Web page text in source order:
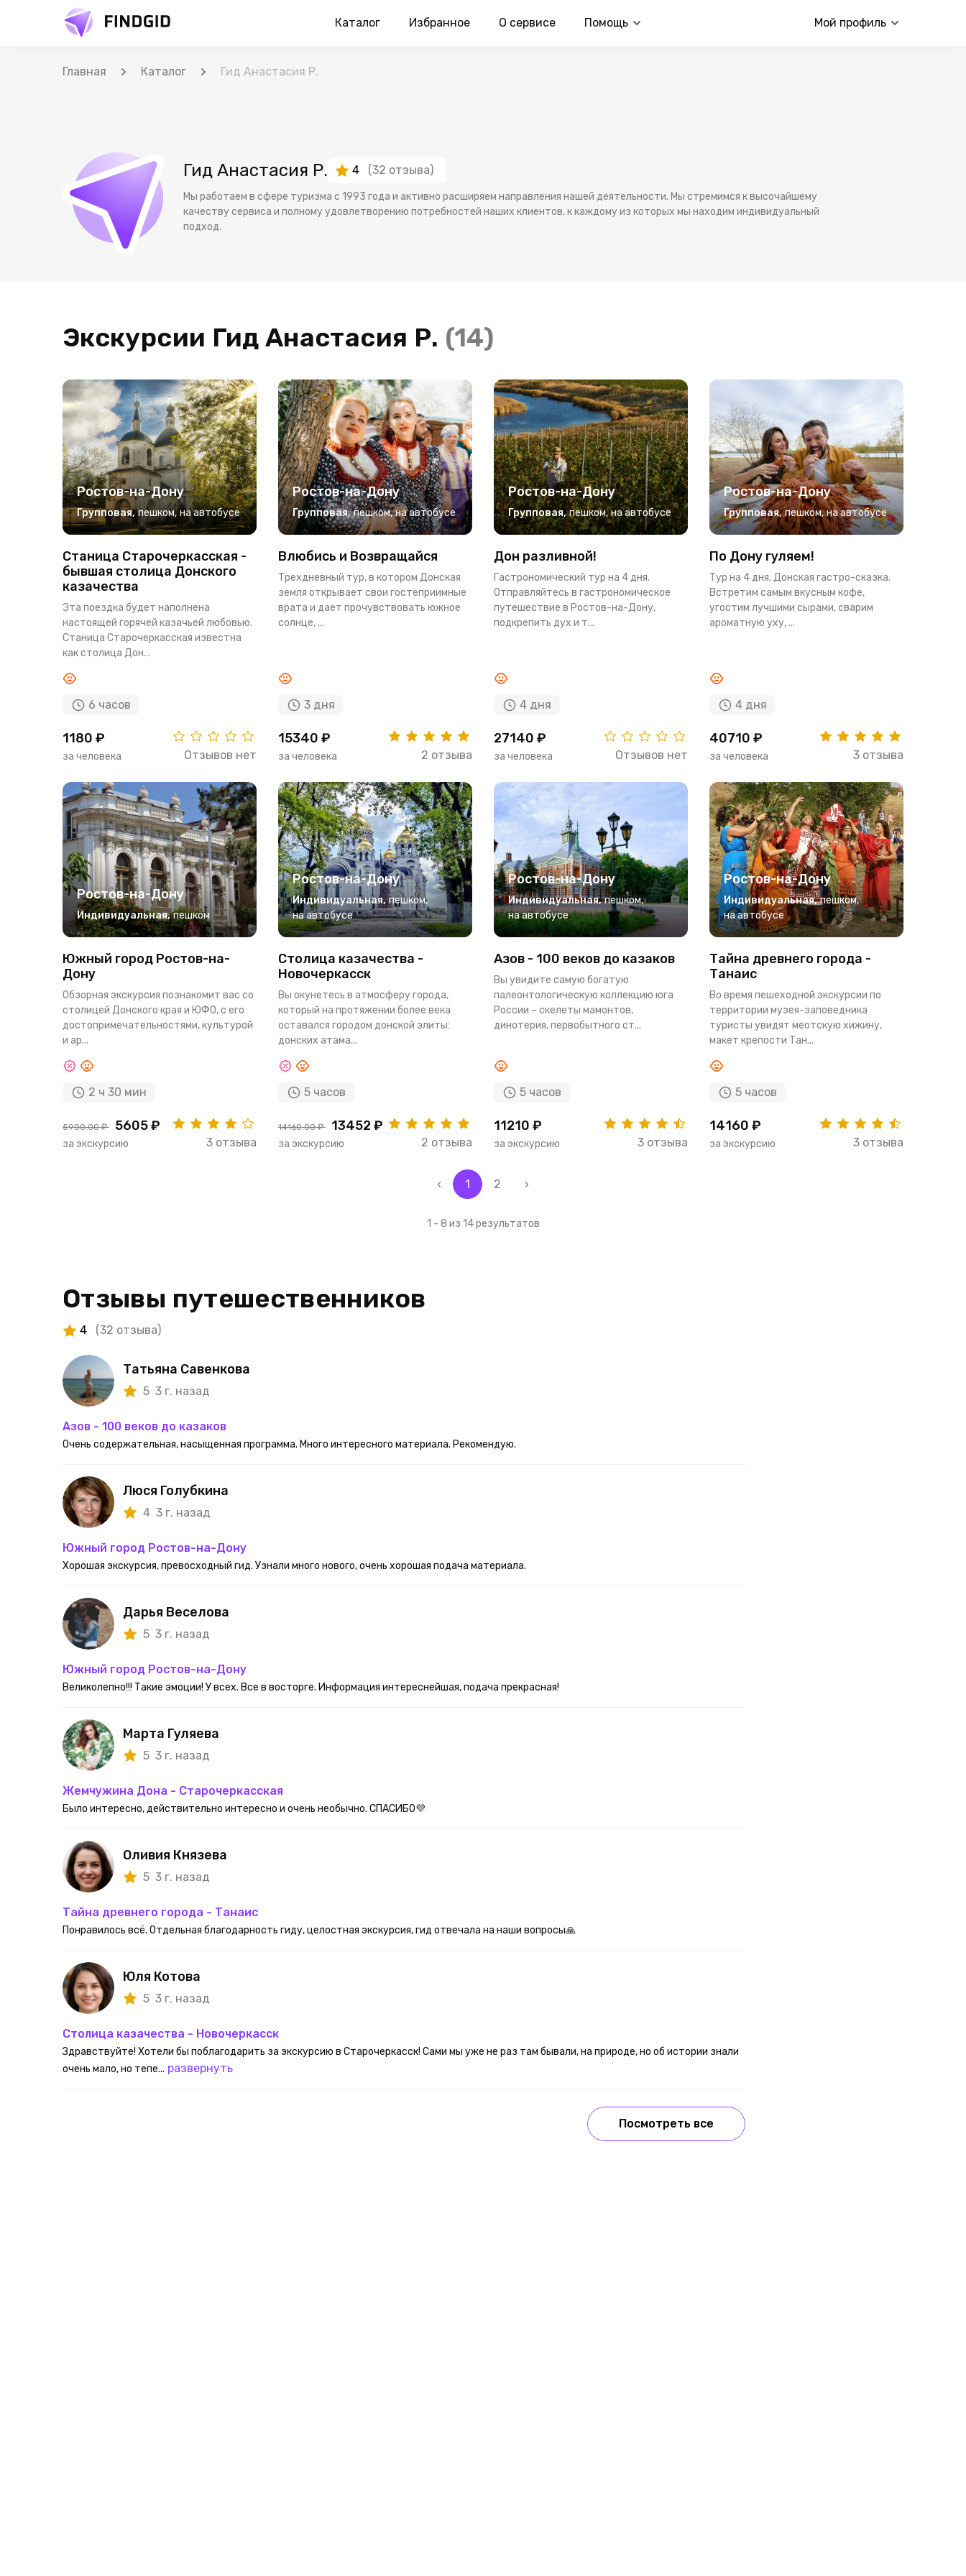
Каталог Избранное О сервисе Помощь Мой профиль
Главная Каталог Гид Анастасия Р.
Гид Анастасия Р. 4 (32 отзыва)
Мы работаем в сфере туризма с 1993 года и активно расширяем направления нашей деятельности. Мы стремимся к высочайшему
качеству сервиса и полному удовлетворению потребностей наших клиентов, к каждому из которых мы находим индивидуальный
подход.
Экскурсии Гид Анастасия Р. (14)
Ростов-на-Дону
Групповая, пешком, на автобусе
Станица Старочеркасская -
бывшая столица Донского
казачества
Эта поездка будет наполнена
настоящей горячей казачьей любовью.
Станица Старочеркасская известна
как столица Дон...
6 часов
1180 ₽
за человека Отзывов нет
Ростов-на-Дону
Групповая, пешком, на автобусе
Влюбись и Возвращайся
Трехдневный тур, в котором Донская
земля открывает свои гостеприимные
врата и дает прочувствовать южное
солнце, ...
3 дня
15340 ₽
за человека 2 отзыва
Ростов-на-Дону
Групповая, пешком, на автобусе
Дон разливной!
Гастрономический тур на 4 дня.
Отправляйтесь в гастрономическое
путешествие в Ростов-на-Дону,
подкрепить дух и т...
4 дня
27140 ₽
за человека Отзывов нет
Ростов-на-Дону
Групповая, пешком, на автобусе
По Дону гуляем!
Тур на 4 дня. Донская гастро-сказка.
Встретим самым вкусным кофе,
угостим лучшими сырами, сварим
ароматную уху, ...
4 дня
40710 ₽
за человека 3 отзыва
Ростов-на-Дону
Индивидуальная, пешком
Южный город Ростов-на-
Дону
Обзорная экскурсия познакомит вас со
столицей Донского края и ЮФО, с его
достопримечательностями, культурой
и ар...
2 ч 30 мин
5900.00 ₽ 5605 ₽
за экскурсию 3 отзыва
Ростов-на-Дону
Индивидуальная, пешком,
на автобусе
Столица казачества -
Новочеркасск
Вы окунетесь в атмосферу города,
который на протяжении более века
оставался городом донской элиты:
донских атама...
5 часов
14160.00 ₽ 13452 ₽
за экскурсию 2 отзыва
Ростов-на-Дону
Индивидуальная, пешком,
на автобусе
Азов - 100 веков до казаков
Вы увидите самую богатую
палеонтологическую коллекцию юга
России – скелеты мамонтов,
динотерия, первобытного ст...
5 часов
11210 ₽
за экскурсию 3 отзыва
Ростов-на-Дону
Индивидуальная, пешком,
на автобусе
Тайна древнего города -
Танаис
Во время пешеходной экскурсии по
территории музея-заповедника
туристы увидят меотскую хижину,
макет крепости Тан...
5 часов
14160 ₽
за экскурсию 3 отзыва
‹ 1 2 ›
1 - 8 из 14 результатов
Отзывы путешественников
4 (32 отзыва)
Татьяна Савенкова
5 3 г. назад
Азов - 100 веков до казаков
Очень содержательная, насыщенная программа. Много интересного материала. Рекомендую.
Люся Голубкина
4 3 г. назад
Южный город Ростов-на-Дону
Хорошая экскурсия, превосходный гид. Узнали много нового, очень хорошая подача материала.
Дарья Веселова
5 3 г. назад
Южный город Ростов-на-Дону
Великолепно!!! Такие эмоции! У всех. Все в восторге. Информация интереснейшая, подача прекрасная!
Марта Гуляева
5 3 г. назад
Жемчужина Дона - Старочеркасская
Было интересно, действительно интересно и очень необычно. СПАСИБО💜
Оливия Князева
5 3 г. назад
Тайна древнего города - Танаис
Понравилось всё. Отдельная благодарность гиду, целостная экскурсия, гид отвечала на наши вопросы🙏
Юля Котова
5 3 г. назад
Столица казачества - Новочеркасск
Здравствуйте! Хотели бы поблагодарить за экскурсию в Старочеркасск! Сами мы уже не раз там бывали, на природе, но об истории знали
очень мало, но тепе... развернуть
Посмотреть все